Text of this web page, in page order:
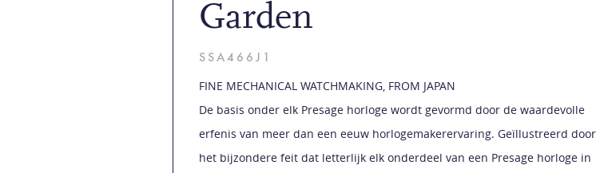
Garden
SSA466J1
FINE MECHANICAL WATCHMAKING, FROM JAPAN
De basis onder elk Presage horloge wordt gevormd door de waardevolle
erfenis van meer dan een eeuw horlogemakerervaring. Geïllustreerd door
het bijzondere feit dat letterlijk elk onderdeel van een Presage horloge in